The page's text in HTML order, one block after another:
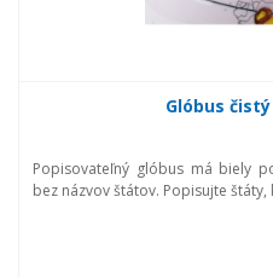
Glóbus
Popisovateľný glóbus má biely
bez názvov štátov. Popisujte štáty,